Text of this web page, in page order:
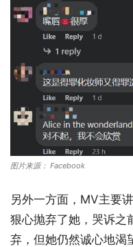
图片来源： Facebook
另外一方面，MV主要
狠心抛弃了她，哭诉之
弃，但她仍然诚心地渴